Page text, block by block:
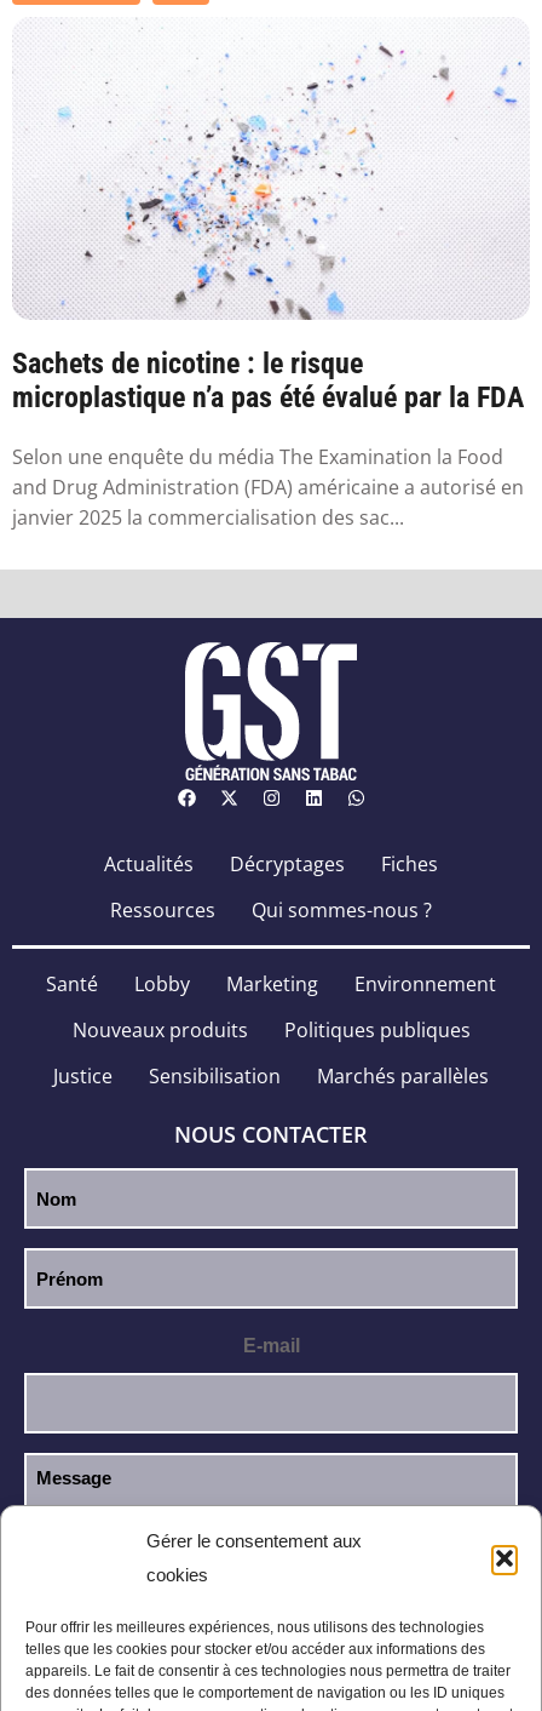
Gérer le consentement aux
cookies
Pour offrir les meilleures expériences, nous utilisons des technologies
telles que les cookies pour stocker et/ou accéder aux informations des
appareils. Le fait de consentir à ces technologies nous permettra de traiter
des données telles que le comportement de navigation ou les ID uniques
Sachets de nicotine : le risque
microplastique n’a pas été évalué par la FDA
Selon une enquête du média The Examination la Food
and Drug Administration (FDA) américaine a autorisé en
janvier 2025 la commercialisation des sac...
Actualités Décryptages
Fiches
Ressources
Qui sommes-nous ?
Santé Lobby Marketing
Environnement
Nouveaux produits
Politiques publiques
Justice
Sensibilisation Marchés parallèles
NOUS CONTACTER
E-mail
J’ai lu et j’accepte la
confidentialité.